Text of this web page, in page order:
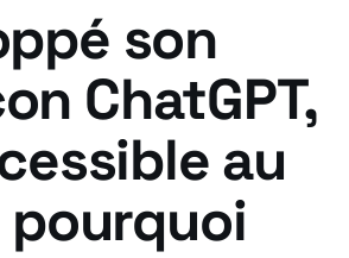
son
ChatGPT,
au